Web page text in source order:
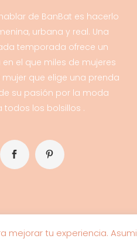
de BanBat es hacerlo
urbana y real. Una
temporada ofrece un
el que miles de mujeres
mujer que elige una prenda
su pasión por la moda
los bolsillos .
mejorar tu experiencia.